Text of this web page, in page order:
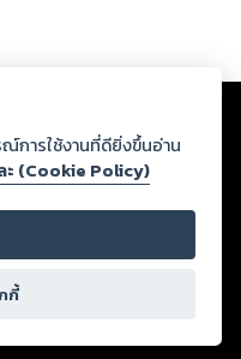
ะปรากฏว่าละเมิดสิทธิใน
มายและศีลธรรม ดังนั้น ผู้อ่าน
ยตนเอง และหากท่านพบว่าส่วน
งมายังบริษัท เพื่อทีมงานจะได้
นลิขสิทธิ์ตามพระราชบัญญัติ
การใช้งานที่ดียิ่งขึ้นอ่าน
(Cookie Policy)
กี้